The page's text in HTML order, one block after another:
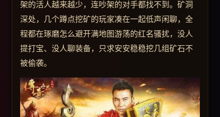
架的活人越来越少，连吵架的对手都找不到。矿洞
深处，几个蹲点挖矿的玩家凑在一起低声闲聊，全
程都在琢磨怎么避开满地图游荡的红名骚扰，没人
提打宝、没人聊装备，只求安安稳稳挖几组矿石不
被偷袭。